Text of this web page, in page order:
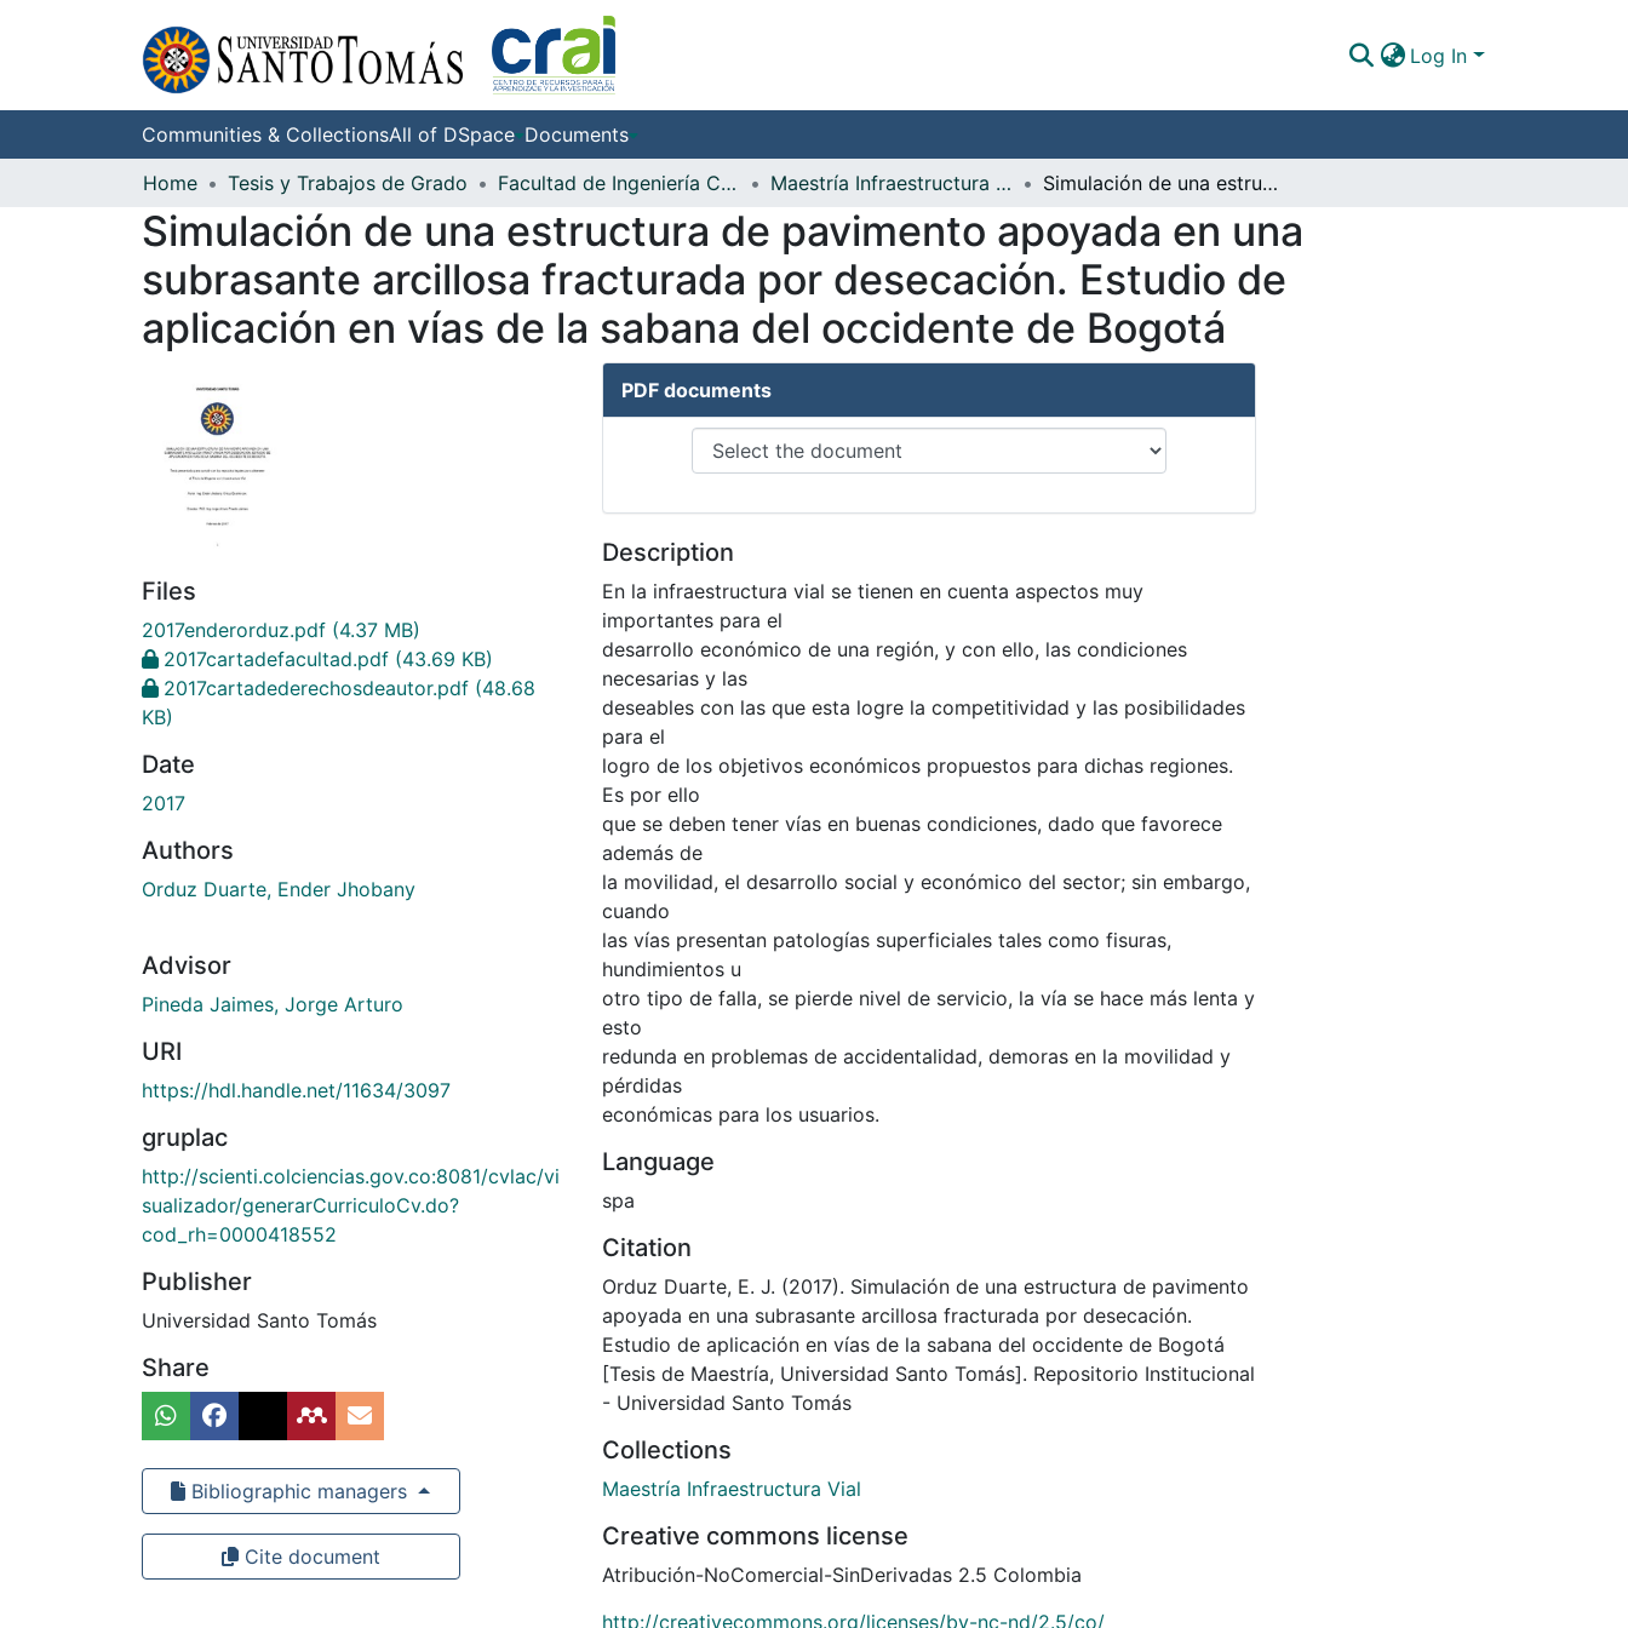
Log In
Communities & CollectionsAll of DSpace Documents
Home
Tesis y Trabajos de Grado Facultad de Ingeniería Civil Maestría Infraestructura Vial Simulación de una estructura de pavimento apoyada en una subrasante arcillosa fracturada por desecación. Estudio de aplicación en vías de la sabana del occidente de Bogotá
Simulación de una estructura de pavimento apoyada en una
subrasante arcillosa fracturada por desecación. Estudio de
aplicación en vías de la sabana del occidente de Bogotá
Files
2017enderorduz.pdf (4.37 MB)
2017cartadefacultad.pdf (43.69 KB)
2017cartadederechosdeautor.pdf (48.68
KB)
Date
2017
Authors
Orduz Duarte, Ender Jhobany
Advisor
Pineda Jaimes, Jorge Arturo
URI
https://hdl.handle.net/11634/3097
gruplac
http://scienti.colciencias.gov.co:8081/cvlac/vi
sualizador/generarCurriculoCv.do?
cod_rh=0000418552
Publisher
Universidad Santo Tomás
Share
Bibliographic managers
Cite document
PDF documents
Description
En la infraestructura vial se tienen en cuenta aspectos muy
importantes para el
desarrollo económico de una región, y con ello, las condiciones
necesarias y las
deseables con las que esta logre la competitividad y las posibilidades
para el
logro de los objetivos económicos propuestos para dichas regiones.
Es por ello
que se deben tener vías en buenas condiciones, dado que favorece
además de
la movilidad, el desarrollo social y económico del sector; sin embargo,
cuando
las vías presentan patologías superficiales tales como fisuras,
hundimientos u
otro tipo de falla, se pierde nivel de servicio, la vía se hace más lenta y
esto
redunda en problemas de accidentalidad, demoras en la movilidad y
pérdidas
económicas para los usuarios.
Language
spa
Citation
Orduz Duarte, E. J. (2017). Simulación de una estructura de pavimento
apoyada en una subrasante arcillosa fracturada por desecación.
Estudio de aplicación en vías de la sabana del occidente de Bogotá
[Tesis de Maestría, Universidad Santo Tomás]. Repositorio Institucional
- Universidad Santo Tomás
Collections
Maestría Infraestructura Vial
Creative commons license
Atribución-NoComercial-SinDerivadas 2.5 Colombia
http://creativecommons.org/licenses/by-nc-nd/2.5/co/